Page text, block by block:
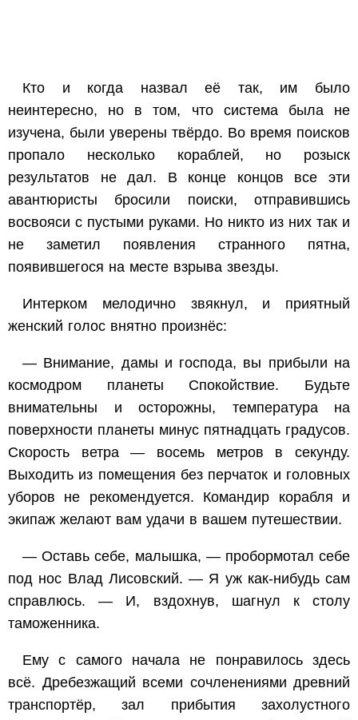
Кто и когда назвал её так, им было
неинтересно, но в том, что система была не
изучена, были уверены твёрдо. Во время поисков
пропало несколько кораблей, но розыск
результатов не дал. В конце концов все эти
авантюристы бросили поиски, отправившись
восвояси с пустыми руками. Но никто из них так и
не заметил появления странного пятна,
появившегося на месте взрыва звезды.
Интерком мелодично звякнул, и приятный
женский голос внятно произнёс:
— Внимание, дамы и господа, вы прибыли на
космодром планеты Спокойствие. Будьте
внимательны и осторожны, температура на
поверхности планеты минус пятнадцать градусов.
Скорость ветра — восемь метров в секунду.
Выходить из помещения без перчаток и головных
уборов не рекомендуется. Командир корабля и
экипаж желают вам удачи в вашем путешествии.
— Оставь себе, малышка, — пробормотал себе
под нос Влад Лисовский. — Я уж как-нибудь сам
справлюсь. — И, вздохнув, шагнул к столу
таможенника.
Ему с самого начала не понравилось здесь
всё. Дребезжащий всеми сочленениями древний
транспортёр, зал прибытия захолустного